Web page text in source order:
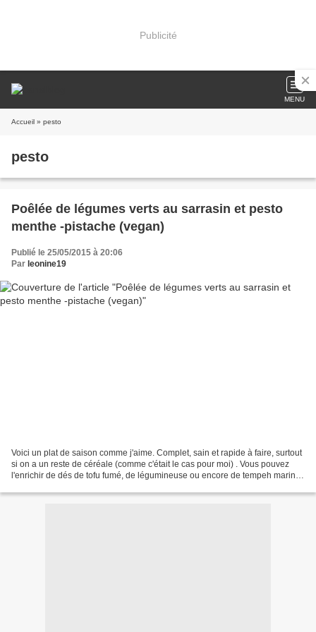
Publicité
MENU
Accueil » pesto
pesto
Poêlée de légumes verts au sarrasin et pesto
menthe -pistache (vegan)
Publié le 25/05/2015 à 20:06
Par leonine19
Voici un plat de saison comme j'aime. Complet, sain et rapide à faire, surtout
si on a un reste de céréale (comme c'était le cas pour moi) . Vous pouvez
l'enrichir de dés de tofu fumé, de légumineuse ou encore de tempeh mariné